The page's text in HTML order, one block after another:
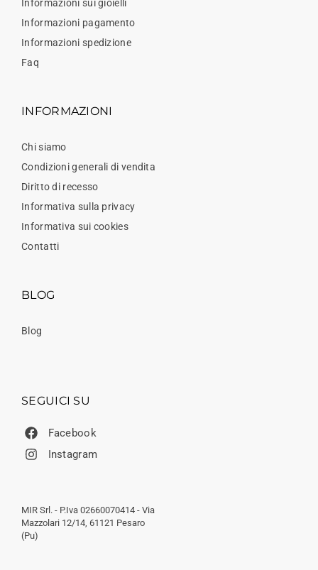
Informazioni sui gioielli
Informazioni pagamento
Informazioni spedizione
Faq
INFORMAZIONI
Chi siamo
Condizioni generali di vendita
Diritto di recesso
Informativa sulla privacy
Informativa sui cookies
Contatti
BLOG
Blog
SEGUICI SU
Facebook
Instagram
MIR Srl. - P.Iva 02660070414 - Via
Mazzolari 12/14, 61121 Pesaro
(Pu)